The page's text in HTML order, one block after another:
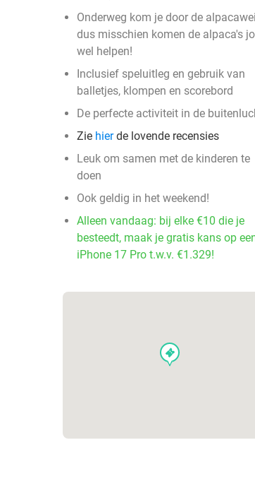
Onderweg kom je door de
dus misschien komen de alpaca's
wel helpen!
Inclusief speluitleg en gebruik van
balletjes, klompen en scorebord
De perfecte activiteit in de
Zie hierde lovende recensies
Leuk om samen met de kinderen te
doen
Ook geldig in het weekend!
Alleen vandaag: bij elke €10 die je
besteedt, maak je gratis kans op
iPhone 17 Pro t.w.v. €1.329!
events